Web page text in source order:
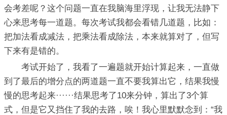
会考差呢？这个问题一直在我脑海里浮现，让我无法静下
心来思考每一道题。每次考试我都会看错几道题，比如：
把加法看成减法，把乘法看成除法，本来就算对了，但写
下来有是错的。
考试开始了，我看了一遍题就开始计算起来，一直做
到了最后的增分点的两道题一直不要我算出它，结果我慢
慢的思考起来······结果思考了10来分钟，算出了3个算
式，但是它又挡住了我的去路，唉！我心里默默念到：“我